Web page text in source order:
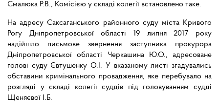
Смалюка Р.В., Комісією у складі колегії встановлено таке.
На адресу Саксаганського районного суду міста Кривого
Рогу Дніпропетровської області 19 липня 2017 року
надійшло письмове звернення заступника прокурора
Дніпропетровської області Черкашина Ю.О., адресоване
голові суду Євтушенку О.І. У вказаному листі згадувались
обставини кримінального провадження, яке перебувало на
розгляді у складі колегії суддів під головуванням судді
Щеняєвої І.Б.